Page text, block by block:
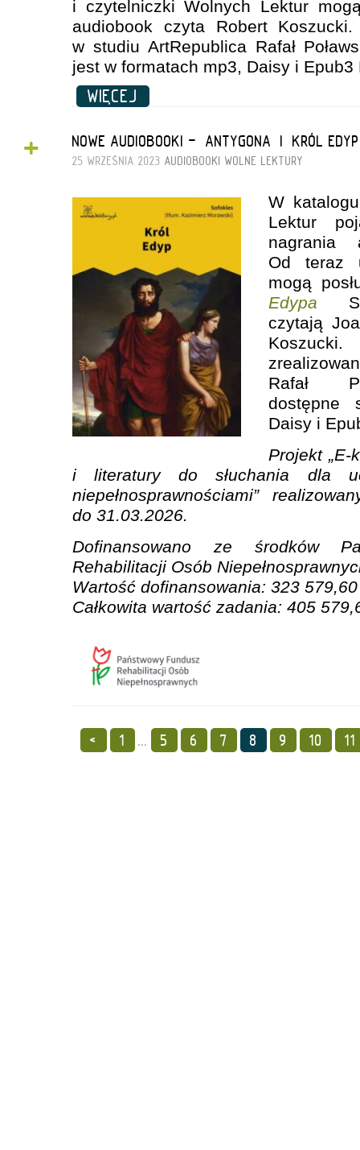
i czytelniczki Wolnych Lektur
audiobook czyta Robert
w studiu ArtRepublica Rafał
jest w formatach mp3, Daisy i Epub3
WIĘCEJ
+ NOWE AUDIOBOOKI - „ANTYGONA” I „KRÓL
25 WRZEŚNIA 2023 AUDIOBOOKI WOLNE LEKTURY
W
Lektur
nagrania
Od teraz
mogą
Edypa
czytają
Rafał
dostępne
Daisy i
Projekt
i literatury do słuchania dla
niepełnosprawnościami”
do 31.03.2026.
Dofinansowano ze środków
Rehabilitacji Osób
Wartość dofinansowania: 323 579,60
Całkowita wartość zadania: 405
< 1 ... 5 6 7 8 9 10 11